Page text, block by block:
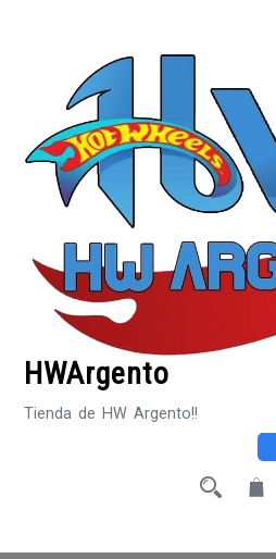
HWArgento
Tienda de HW Argento!!